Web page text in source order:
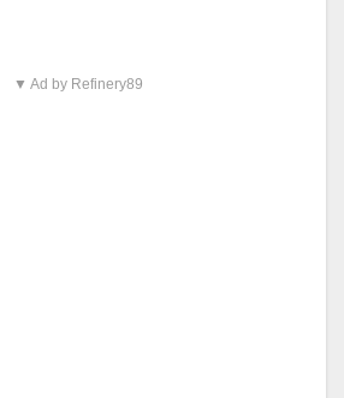
▼ Ad by Refinery89